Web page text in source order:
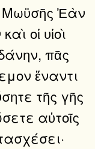
Μωϋσῆς Ἐὰν
οἱ υἱοὶ
πᾶς
ἔναντι
τῆς γῆς
αὐτοῖς